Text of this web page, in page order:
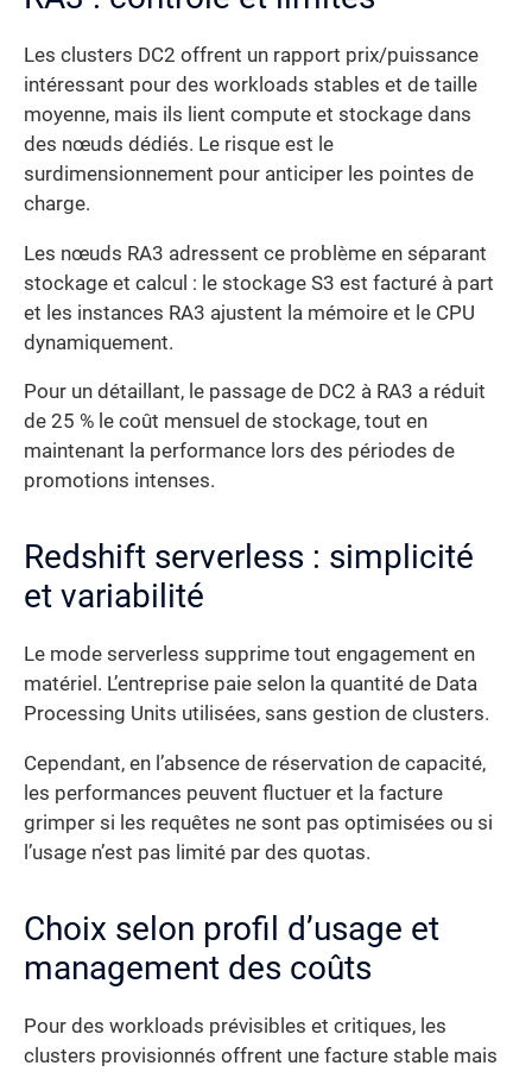
Les clusters DC2 offrent un rapport prix/puissance
intéressant pour des workloads stables et de taille
moyenne, mais ils lient compute et stockage dans
des nœuds dédiés. Le risque est le
surdimensionnement pour anticiper les pointes de
charge.
Les nœuds RA3 adressent ce problème en séparant
stockage et calcul : le stockage S3 est facturé à part
et les instances RA3 ajustent la mémoire et le CPU
dynamiquement.
Pour un détaillant, le passage de DC2 à RA3 a réduit
de 25 % le coût mensuel de stockage, tout en
maintenant la performance lors des périodes de
promotions intenses.
Redshift serverless : simplicité
et variabilité
Le mode serverless supprime tout engagement en
matériel. L’entreprise paie selon la quantité de Data
Processing Units utilisées, sans gestion de clusters.
Cependant, en l’absence de réservation de capacité,
les performances peuvent fluctuer et la facture
grimper si les requêtes ne sont pas optimisées ou si
l’usage n’est pas limité par des quotas.
Choix selon profil d’usage et
management des coûts
Pour des workloads prévisibles et critiques, les
clusters provisionnés offrent une facture stable mais